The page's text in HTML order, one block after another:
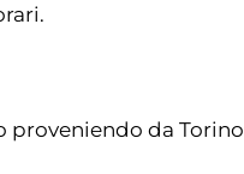
proveniendo da Torino